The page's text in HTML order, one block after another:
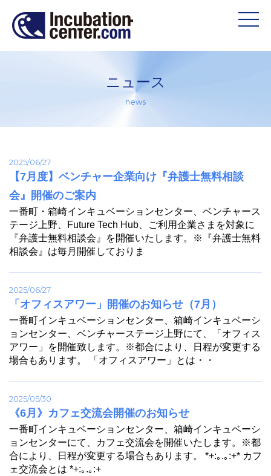
ニュース
news
2025/06/27
【7月度】ベンチャー企業向け『弁護士無料相談
会』開催のご案内
一番町・箱崎インキュベーションセンター、ベンチャース
テージ上野、Future Tech Hub、ご利用企業さまを対象に
『弁護士無料相談会』を開催いたします。※『弁護士無料
相談会』は毎月開催しておりま
2025/06/27
「オフィスアワー」開催のお知らせ（7月）
一番町インキュベーションセンター、箱崎インキュベーシ
ョンセンター、ベンチャーステージ上野にて、「オフィス
アワー」を開催致します。※都合により、日程が変更する
場合もあります。 「オフィスアワー」とは・・
2025/05/30
《6月》カフェ交流会開催のお知らせ
一番町インキュベーションセンター、箱崎インキュベーシ
ョンセンターにて、カフェ交流会を開催いたします。※都
合により、日程が変更する場合もあります。 *+:｡.｡:+* カフ
ェ交流会とは *+:｡.｡:+